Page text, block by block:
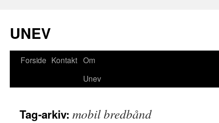
UNEV
Forside Kontakt Om
Unev
Tag-arkiv: mobil bredbånd